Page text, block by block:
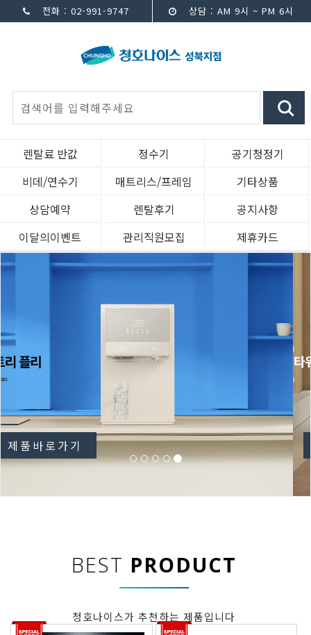
전화 : 02-991-9747 상담 : AM 9시 ~ PM 6시
렌탈료 반값 정수기
공기청정기
비데/연수기
매트리스/프레임
기타상품
상담예약
렌탈후기
공지사항
이달의이벤트
관리직원모집 제휴카드
제품바로가기
BEST PRODUCT
청호나이스가 추천하는 제품입니다